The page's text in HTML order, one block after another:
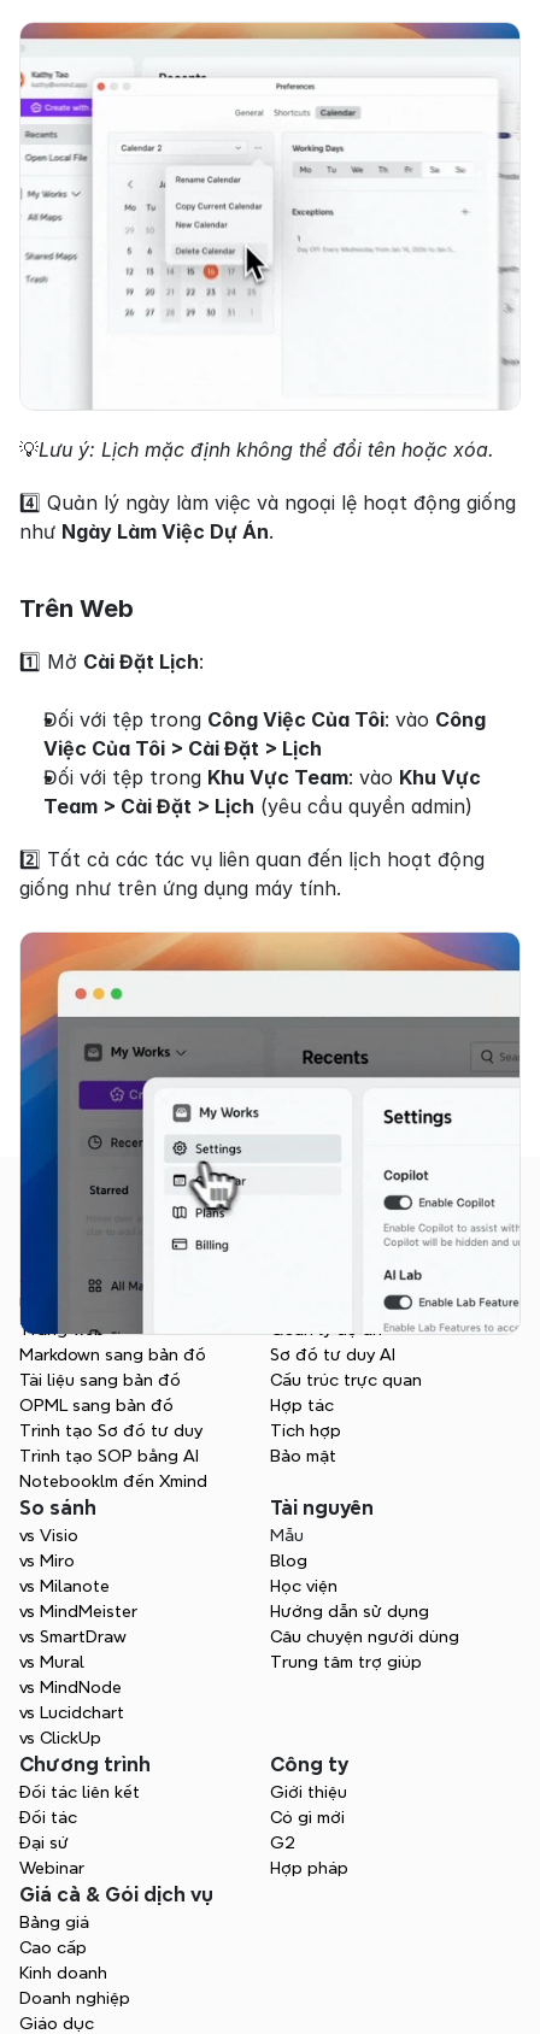
💡Lưu ý: Lịch mặc định không thể đổi tên hoặc xóa.
4️⃣ Quản lý ngày làm việc và ngoại lệ hoạt động giống
như Ngày Làm Việc Dự Án.
Trên Web
1️⃣ Mở Cài Đặt Lịch:
Đối với tệp trong Công Việc Của Tôi: vào Công
Việc Của Tôi > Cài Đặt > Lịch
Đối với tệp trong Khu Vực Team: vào Khu Vực
Team > Cài Đặt > Lịch (yêu cầu quyền admin)
2️⃣ Tất cả các tác vụ liên quan đến lịch hoạt động
giống như trên ứng dụng máy tính.
Sản phẩm
Ứng dụng
Trang web
Markdown sang bản đồ
Tài liệu sang bản đồ
OPML sang bản đồ
Trình tạo Sơ đồ tư duy
Trình tạo SOP bằng AI
Notebooklm đến Xmind
Sơ đồ tư duy AI
Cấu trúc trực quan
Hợp tác
Tích hợp
Bảo mật
So sánh
vs Visio
vs Miro
vs Milanote
vs MindMeister
vs SmartDraw
vs Mural
vs MindNode
vs Lucidchart
vs ClickUp
Tài nguyên
Mẫu
Blog
Học viện
Hướng dẫn sử dụng
Câu chuyện người dùng
Trung tâm trợ giúp
Chương trình
Đối tác liên kết
Đối tác
Đại sứ
Webinar
Công ty
Giới thiệu
Có gì mới
G2
Hợp pháp
Giá cả & Gói dịch vụ
Bảng giá
Cao cấp
Kinh doanh
Doanh nghiệp
Giáo dục